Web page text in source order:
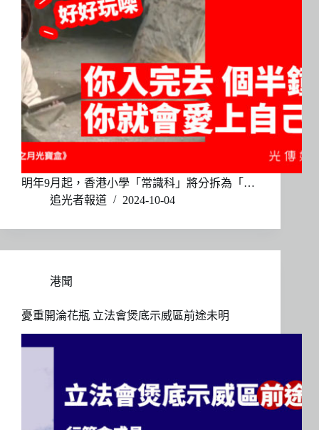
明年9月起，香港小學「常識科」將分拆為「…
追光者報道
2024-10-04
港聞
憂重開淪花瓶 立法會煲底示威區前途未明